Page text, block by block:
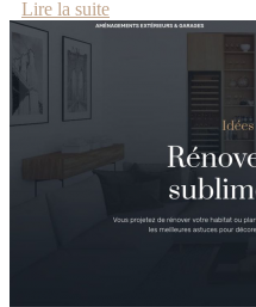
Lire la suite